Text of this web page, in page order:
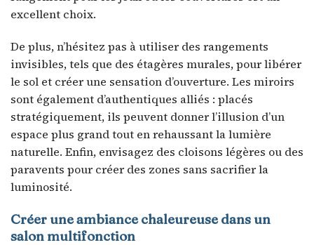
excellent choix.
De plus, n’hésitez pas à utiliser des rangements
invisibles, tels que des étagères murales, pour libérer
le sol et créer une sensation d’ouverture. Les miroirs
sont également d’authentiques alliés : placés
stratégiquement, ils peuvent donner l’illusion d’un
espace plus grand tout en rehaussant la lumière
naturelle. Enfin, envisagez des cloisons légères ou des
paravents pour créer des zones sans sacrifier la
luminosité.
Créer une ambiance chaleureuse dans un
salon multifonction